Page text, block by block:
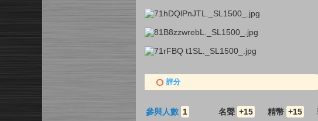
評分
參與人數 1 名聲 +15 精幣 +15